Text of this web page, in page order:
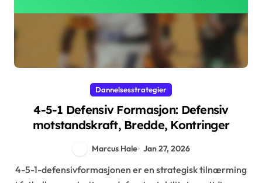
Dannelsesstrategier
4-5-1 Defensiv Formasjon: Defensiv
motstandskraft, Bredde, Kontringer
Marcus Hale Jan 27, 2026
4-5-1-defensivformasjonen er en strategisk tilnærming